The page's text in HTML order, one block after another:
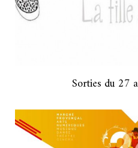
Sorties du 27